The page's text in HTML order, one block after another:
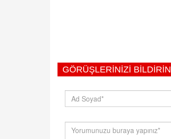
GÖRÜŞLERINIZI BILDIRIN